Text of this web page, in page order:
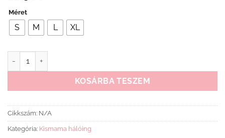
Méret
S M L XL
KOSÁRBA TESZEM
Cikkszám: N/A
Kategória: Kismama hálóing